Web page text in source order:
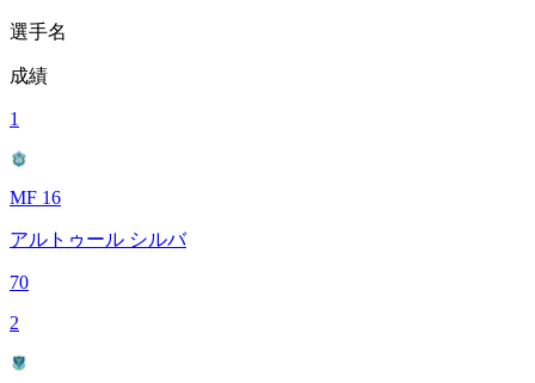
選手名
成績
1
MF 16
アルトゥール シルバ
70
2